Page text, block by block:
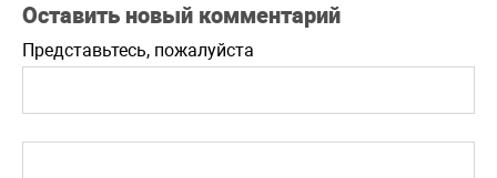
Оставить новый комментарий
Представьтесь, пожалуйста